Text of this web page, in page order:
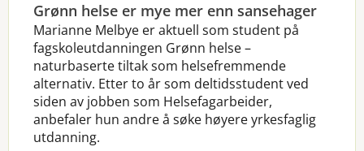
Grønn helse er mye mer enn sansehager
Marianne Melbye er aktuell som student på
fagskoleutdanningen Grønn helse –
naturbaserte tiltak som helsefremmende
alternativ. Etter to år som deltidsstudent ved
siden av jobben som Helsefagarbeider,
anbefaler hun andre å søke høyere yrkesfaglig
utdanning.